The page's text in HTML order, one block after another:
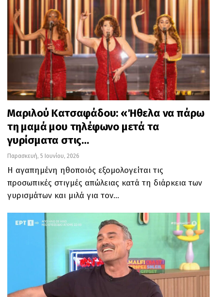
Μαριλού Κατσαφάδου: «Ήθελα να πάρω
τη μαμά μου τηλέφωνο μετά τα
γυρίσματα στις…
Παρασκευή, 5 Ιουνίου, 2026
Η αγαπημένη ηθοποιός εξομολογείται τις
προσωπικές στιγμές απώλειας κατά τη διάρκεια των
γυρισμάτων και μιλά για τον…